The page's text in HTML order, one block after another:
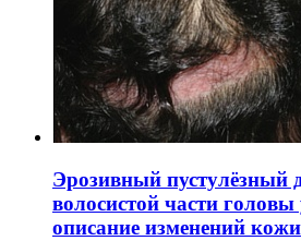
Эрозивный пустулёзный
волосистой части головы
описание изменений кожи